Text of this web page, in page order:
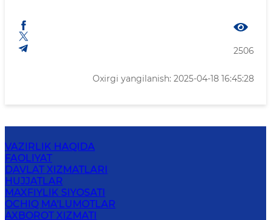
2506
Oxirgi yangilanish: 2025-04-18 16:45:28
VAZIRLIK HAQIDA
FAOLIYAT
DAVLAT XIZMATLARI
HUJJATLAR
MAXFIYLIK SIYOSATI
OCHIQ MA'LUMOTLAR
AXBOROT XIZMATI